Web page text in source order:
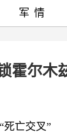
霍尔木
死亡交叉”‍
军情